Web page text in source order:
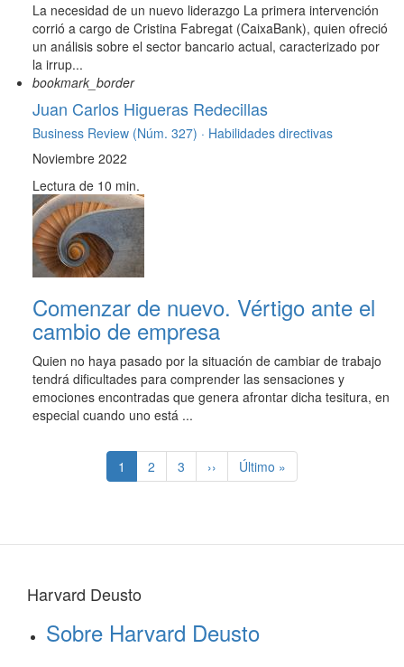
La necesidad de un nuevo liderazgo La primera intervención
corrió a cargo de Cristina Fabregat (CaixaBank), quien ofreció
un análisis sobre el sector bancario actual, caracterizado por
la irrup...
bookmark_border
Juan Carlos Higueras Redecillas
Business Review (Núm. 327) · Habilidades directivas
Noviembre 2022
Lectura de 10 min.
Comenzar de nuevo. Vértigo ante el
cambio de empresa
Quien no haya pasado por la situación de cambiar de trabajo
tendrá dificultades para comprender las sensaciones y
emociones encontradas que genera afrontar dicha tesitura, en
especial cuando uno está ...
Página
actual
1 Page
2 Page
3
Siguiente
página
››
Última
página
Último »
Harvard Deusto
Sobre Harvard Deusto